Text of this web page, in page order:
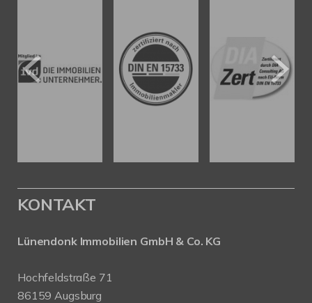
KONTAKT
Lünendonk Immobilien GmbH & Co. KG
Hochfeldstraße 71
86159 Augsburg